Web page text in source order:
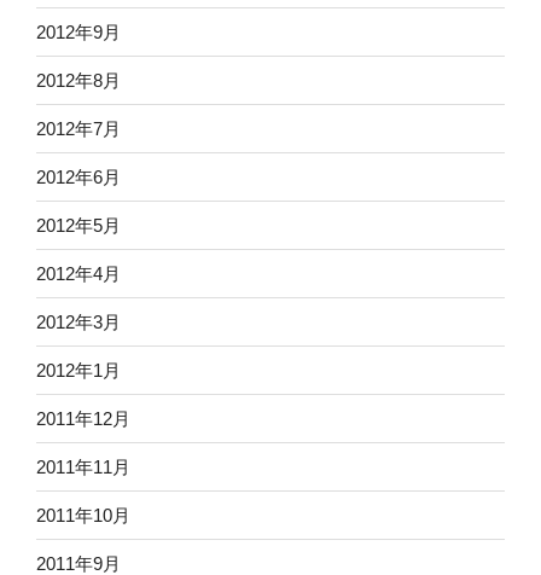
2012年9月
2012年8月
2012年7月
2012年6月
2012年5月
2012年4月
2012年3月
2012年1月
2011年12月
2011年11月
2011年10月
2011年9月